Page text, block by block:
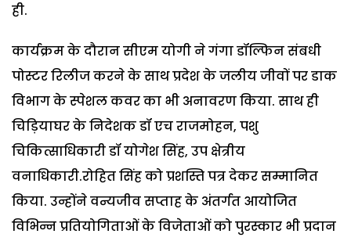
ही.
कार्यक्रम के दौरान सीएम योगी ने गंगा डॉल्फिन संबधी
पोस्टर रिलीज करने के साथ प्रदेश के जलीय जीवों पर डाक
विभाग के स्पेशल कवर का भी अनावरण किया. साथ ही
चिड़ियाघर के निदेशक डॉ एच राजमोहन, पशु
चिकित्साधिकारी डॉ योगेश सिंह, उप क्षेत्रीय
वनाधिकारी.रोहित सिंह को प्रशस्ति पत्र देकर सम्मानित
किया. उन्होंने वन्यजीव सप्ताह के अंतर्गत आयोजित
विभिन्न प्रतियोगिताओं के विजेताओं को पुरस्कार भी प्रदान